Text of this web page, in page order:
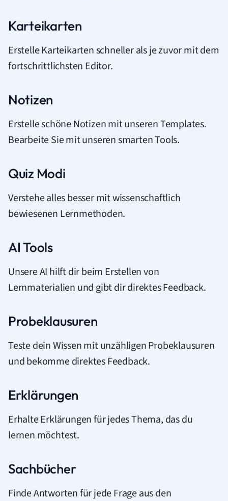
Karteikarten
Erstelle Karteikarten schneller als je zuvor mit dem
fortschrittlichsten Editor.
Notizen
Erstelle schöne Notizen mit unseren Templates.
Bearbeite Sie mit unseren smarten Tools.
Quiz Modi
Verstehe alles besser mit wissenschaftlich
bewiesenen Lernmethoden.
AI Tools
Unsere AI hilft dir beim Erstellen von
Lernmaterialien und gibt dir direktes Feedback.
Probeklausuren
Teste dein Wissen mit unzähligen Probeklausuren
und bekomme direktes Feedback.
Erklärungen
Erhalte Erklärungen für jedes Thema, das du
lernen möchtest.
Sachbücher
Finde Antworten für jede Frage aus den